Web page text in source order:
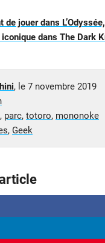
de jouer dans
dans The Dark
, le 7 novembre 2019
, parc, totoro, mononoke
, Geek